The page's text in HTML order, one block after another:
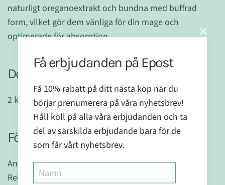
naturligt oreganoextrakt och bundna med buffrad
form, vilket gör dem vänliga för din mage och
optimerade för absorption.
Dosering:
2 kapslar, 2 gånger / dag
Försiktighet:
Användes ej vid graviditet eller amning.
Rekommenderad dos bör ej överskridas.
Få erbjudanden på Epost
Få 10% rabatt på ditt nästa köp när du
börjar prenumerera på våra nyhetsbrev!
Håll koll på alla våra erbjudanden och ta
del av särskilda erbjudande bara för de
som får vårt nyhetsbrev.